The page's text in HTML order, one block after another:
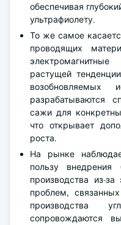
обеспечивая
ультрафиолету.
То же самое
проводящих
растущей
возобновляемых
разрабатываются
сажи для
что открывает
роста.
На рынке
пользу внедрения
производства из-
проблем,
производства
сопровождаются